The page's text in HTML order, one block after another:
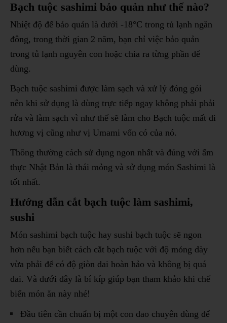
Bạch tuộc sashimi bảo quản như thế nào?
Nhiệt độ để bảo quản là dưới -18°C trong tủ lạnh ngăn
đông, trong thời gian 2 năm, bạn chỉ việc bảo quản
trong tủ lạnh nguyên con hoặc chia ra từng phần để
dùng.
Bạch tuộc sashimi được làm sạch và xử lý đóng gói
nên khi sử dụng là dùng trực tiếp ngay không phải phải
rửa và làm sạch vì như thế sẽ làm cho Bạch tuộc mất đi
hương vị cũng như vị Umami vốn có của nó.
Thông thường cách sử dụng ngon nhất và đúng với ẩm
thực Nhật Bản là thái mỏng và sử dụng món Sashimi là
tốt nhất.
Hướng dẫn cắt bạch tuộc làm sashimi,
sushi
Món sashimi bạch tuộc hay sushi bạch tuộc sẽ ngon
hơn nếu bạn biết cách cắt bạch tuộc với độ mỏng dày
vừa phải để có độ giòn dai hoàn hảo và không bị quá
dai. Và dưới đây là bí kíp giúp bạn tham khảo khi chế
biến món ăn này nhé!
Đầu tiên cần chuẩn bị một con dao chuyên dùng để